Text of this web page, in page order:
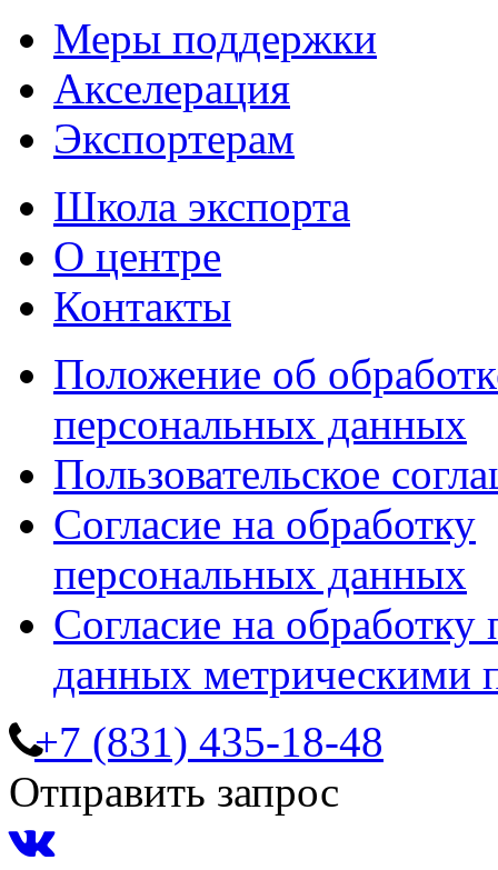
Меры поддержки
Акселерация
Экспортерам
Школа экспорта
О центре
Контакты
Положение об
персональных данных
Пользовательское
Согласие на обработку
персональных данных
Согласие на обработку
данных метрическими
+7 (831) 435-18-48
Отправить запрос